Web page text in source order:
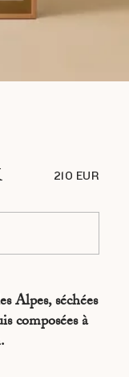
210 EUR
Alpes, séchées
composées à